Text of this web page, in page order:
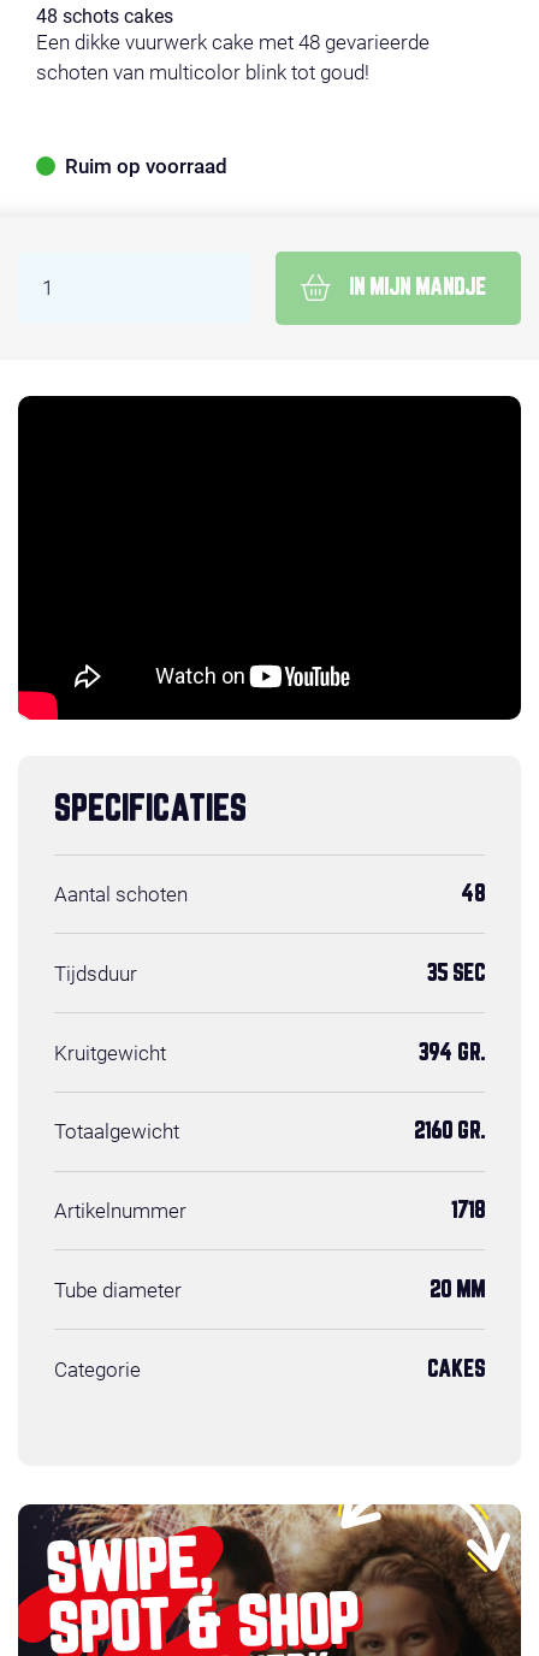
48 schots cakes
Een dikke vuurwerk cake met 48 gevarieerde
schoten van multicolor blink tot goud!
Ruim op voorraad
IN MIJN MANDJE
SPECIFICATIES
Aantal schoten 48
Tijdsduur 35 SEC
Kruitgewicht 394 GR.
Totaalgewicht 2160 GR.
Artikelnummer 1718
Tube diameter 20 MM
Categorie CAKES
SWIPE,
SPOT & SHOP